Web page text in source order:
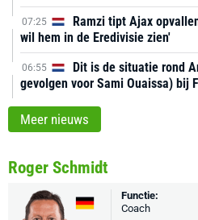
07:25
Ramzi tipt Ajax
wil hem in de Eredivisie zien'
06:55
Dit is de situatie rond
gevolgen voor Sami Ouaissa) bij
Meer nieuws
Roger Schmidt
Functie:
Coach